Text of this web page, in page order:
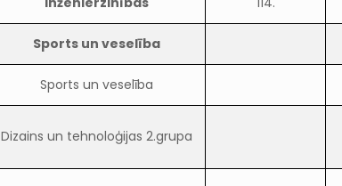
Sports un veselība
Sports un veselība
Dizains un tehnoloģijas 2.grupa